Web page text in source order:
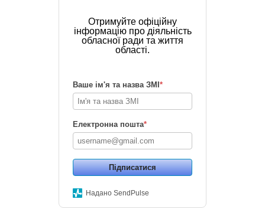
Отримуйте офіційну
інформацію про діяльність
обласної ради та життя
області.
Ваше ім'я та назва ЗМІ *
Електронна пошта*
Підписатися
Надано SendPulse